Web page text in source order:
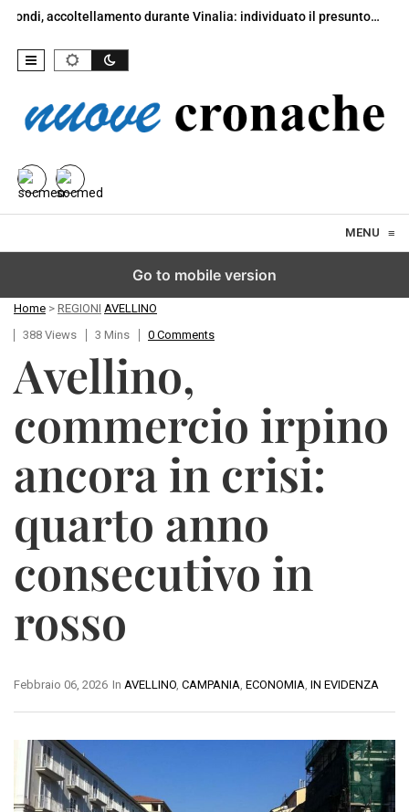
durante Vinalia: individuato il presunto… Portici,
MENU ≡
Home > REGIONI AVELLINO
388 Views
3 Mins 0 Comments
Avellino,
commercio irpino
ancora in crisi:
quarto anno
consecutivo in
rosso
In AVELLINO, CAMPANIA, ECONOMIA, IN EVIDENZA
Febbraio 06, 2026
Go to mobile version